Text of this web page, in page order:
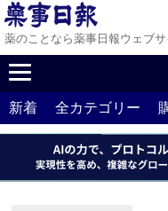
薬のことなら薬事日報ウェブサ
新着 全カテゴリー